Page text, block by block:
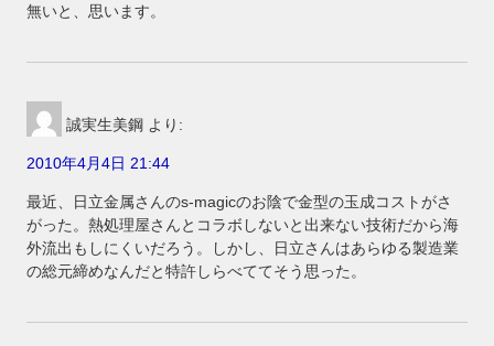
無いと、思います。
誠実生美鋼 より:
2010年4月4日 21:44
最近、日立金属さんのs-magicのお陰で金型の玉成コストがさ
がった。熱処理屋さんとコラボしないと出来ない技術だから海
外流出もしにくいだろう。しかし、日立さんはあらゆる製造業
の総元締めなんだと特許しらべててそう思った。